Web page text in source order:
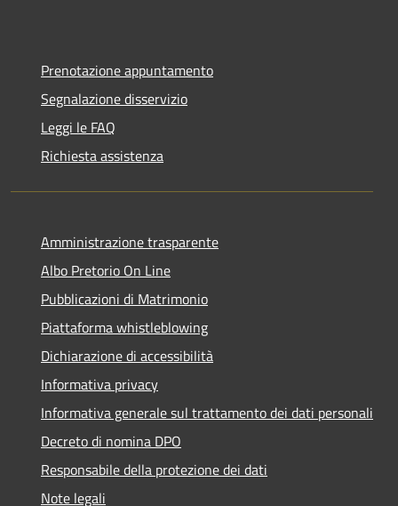
Prenotazione appuntamento
Segnalazione disservizio
Leggi le FAQ
Richiesta assistenza
Amministrazione trasparente
Albo Pretorio On Line
Pubblicazioni di Matrimonio
Piattaforma whistleblowing
Dichiarazione di accessibilità
Informativa privacy
Informativa generale sul trattamento dei dati personali
Decreto di nomina DPO
Responsabile della protezione dei dati
Note legali